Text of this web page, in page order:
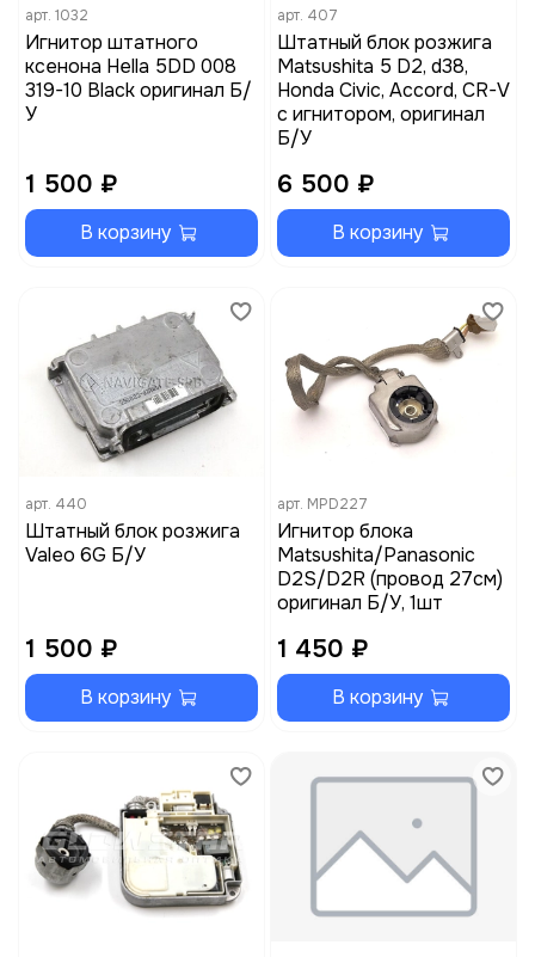
арт. 1032
Игнитор штатного
ксенона Hella 5DD 008
319-10 Black оригинал Б/
У
1 500 ₽
В корзину
арт. 407
Штатный блок розжига
Matsushita 5 D2, d38,
Honda Civic, Accord, CR-V
с игнитором, оригинал
Б/У
6 500 ₽
В корзину
арт. 440
Штатный блок розжига
Valeo 6G Б/У
1 500 ₽
В корзину
арт. MPD227
Игнитор блока
Matsushita/Panasonic
D2S/D2R (провод 27см)
оригинал Б/У, 1шт
1 450 ₽
В корзину